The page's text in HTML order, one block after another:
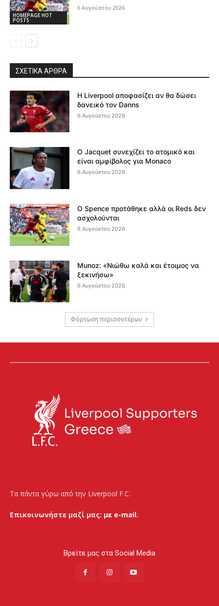
HOMEPAGE HOT
POSTS
6 Αυγούστου 2026
ΣΧΕΤΙΚΆ ΆΡΘΡΑ
Η Liverpool αποφασίζει αν θα δώσει
δανεικό τον Danns
6 Αυγούστου 2026
Ο Jacquet συνεχίζει το ατομικό και
είναι αμφίβολος για Monaco
6 Αυγούστου 2026
Ο Spence προτάθηκε αλλά οι Reds δεν
ασχολούνται
6 Αυγούστου 2026
Munoz: «Νιώθω καλά και έτοιμος να
ξεκινήσω»
6 Αυγούστου 2026
Φόρτωση περισσοτέρων
Τα πάντα γύρω από την Liverpool F.C.
Επικοινωνήστε μαζί μας: με e-mail.
Βρείτε μας στα Social Media